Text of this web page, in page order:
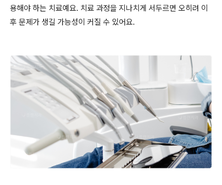
용해야 하는 치료예요. 치료 과정을 지나치게 서두르면 오히려 이
후 문제가 생길 가능성이 커질 수 있어요.